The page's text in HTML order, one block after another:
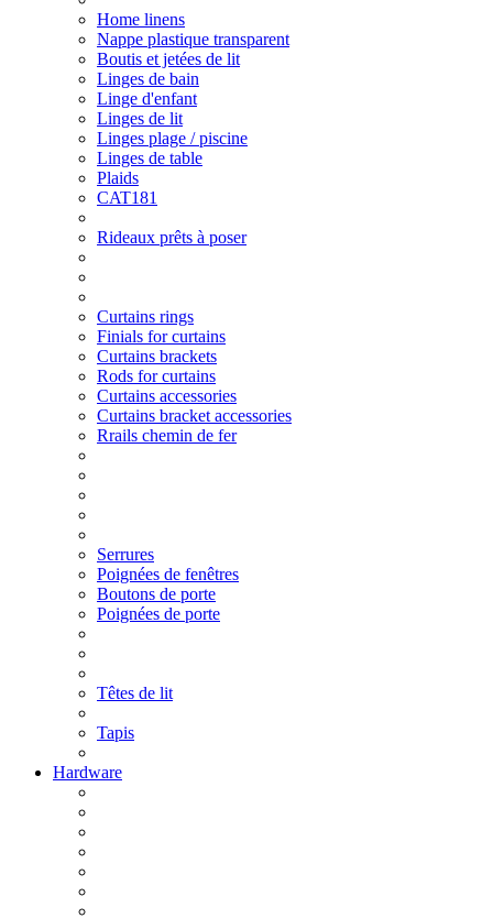
Home linens
Nappe plastique transparent
Boutis et jetées de lit
Linges de bain
Linge d'enfant
Linges de lit
Linges plage / piscine
Linges de table
Plaids
CAT181
Rideaux prêts à poser
Curtains rings
Finials for curtains
Curtains brackets
Rods for curtains
Curtains accessories
Curtains bracket accessories
Rrails chemin de fer
Serrures
Poignées de fenêtres
Boutons de porte
Poignées de porte
Têtes de lit
Tapis
Hardware